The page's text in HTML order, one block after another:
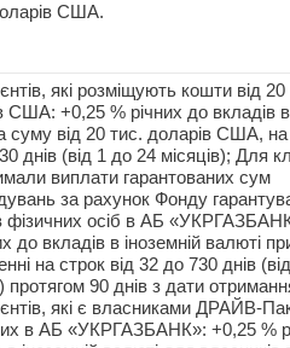
США.
які розміщують кошти від 20
США: +0,25 % річних до вкладів
від 20 тис. доларів США, на
днів (від 1 до 24 місяців); Для
виплати гарантованих сум
за рахунок Фонду
фізичних осіб в АБ
до вкладів в іноземній валюті
на строк від 32 до 730 днів
протягом 90 днів з дати
які є власниками ДРАЙВ-
в АБ «УКРГАЗБАНК»: +0,25 %